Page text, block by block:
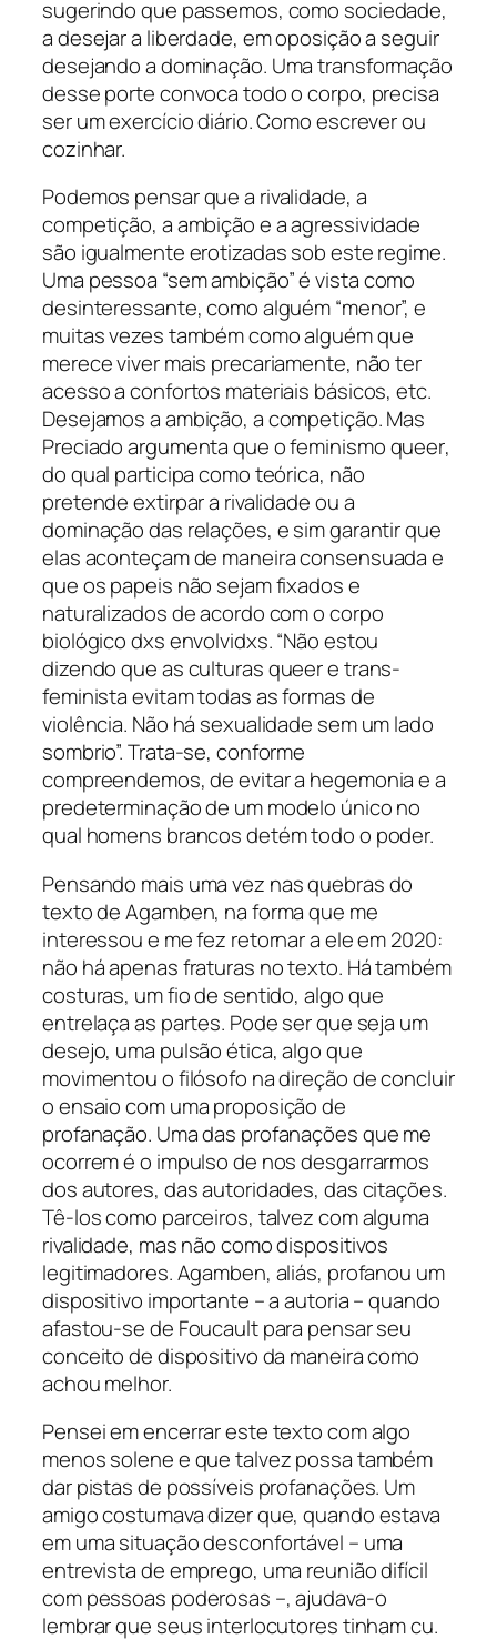
sugerindo que passemos, como sociedade,
a desejar a liberdade, em oposição a seguir
desejando a dominação. Uma transformação
desse porte convoca todo o corpo, precisa
ser um exercício diário. Como escrever ou
cozinhar.
Podemos pensar que a rivalidade, a
competição, a ambição e a agressividade
são igualmente erotizadas sob este regime.
Uma pessoa “sem ambição” é vista como
desinteressante, como alguém “menor”, e
muitas vezes também como alguém que
merece viver mais precariamente, não ter
acesso a confortos materiais básicos, etc.
Desejamos a ambição, a competição. Mas
Preciado argumenta que o feminismoqueer,
do qual participa como teórica, não
pretende extirpar a rivalidade ou a
dominação das relações, e sim garantir que
elas aconteçam de maneira consensuada e
que os papeis não sejam fixados e
naturalizados de acordo com o corpo
biológico dxs envolvidxs. “Não estou
dizendo que as culturasqueere trans-
feminista evitam todas as formas de
violência. Não há sexualidade sem um lado
sombrio”. Trata-se, conforme
compreendemos, de evitar a hegemonia e a
predeterminação de um modelo único no
qual homens brancos detém todo o poder.
Pensando mais uma vez nas quebras do
texto de Agamben, na forma que me
interessou e me fez retornar a ele em 2020:
não há apenas fraturas no texto. Há também
costuras, um fio de sentido, algo que
entrelaça as partes. Pode ser que seja um
desejo, uma pulsão ética, algo que
movimentou o filósofo na direção de concluir
o ensaio com uma proposição de
profanação. Uma das profanações que me
ocorrem é o impulso de nos desgarrarmos
dos autores, das autoridades, das citações.
Tê-los como parceiros, talvez com alguma
rivalidade, mas não como dispositivos
legitimadores. Agamben, aliás, profanou um
dispositivo importante – a autoria – quando
afastou-se de Foucault para pensar seu
conceito de dispositivo da maneira como
achou melhor.
Pensei em encerrar este texto com algo
menos solene e que talvez possa também
dar pistas de possíveis profanações. Um
amigo costumava dizer que, quando estava
em uma situação desconfortável – uma
entrevista de emprego, uma reunião difícil
com pessoas poderosas –, ajudava-o
lembrar que seus interlocutores tinham cu.